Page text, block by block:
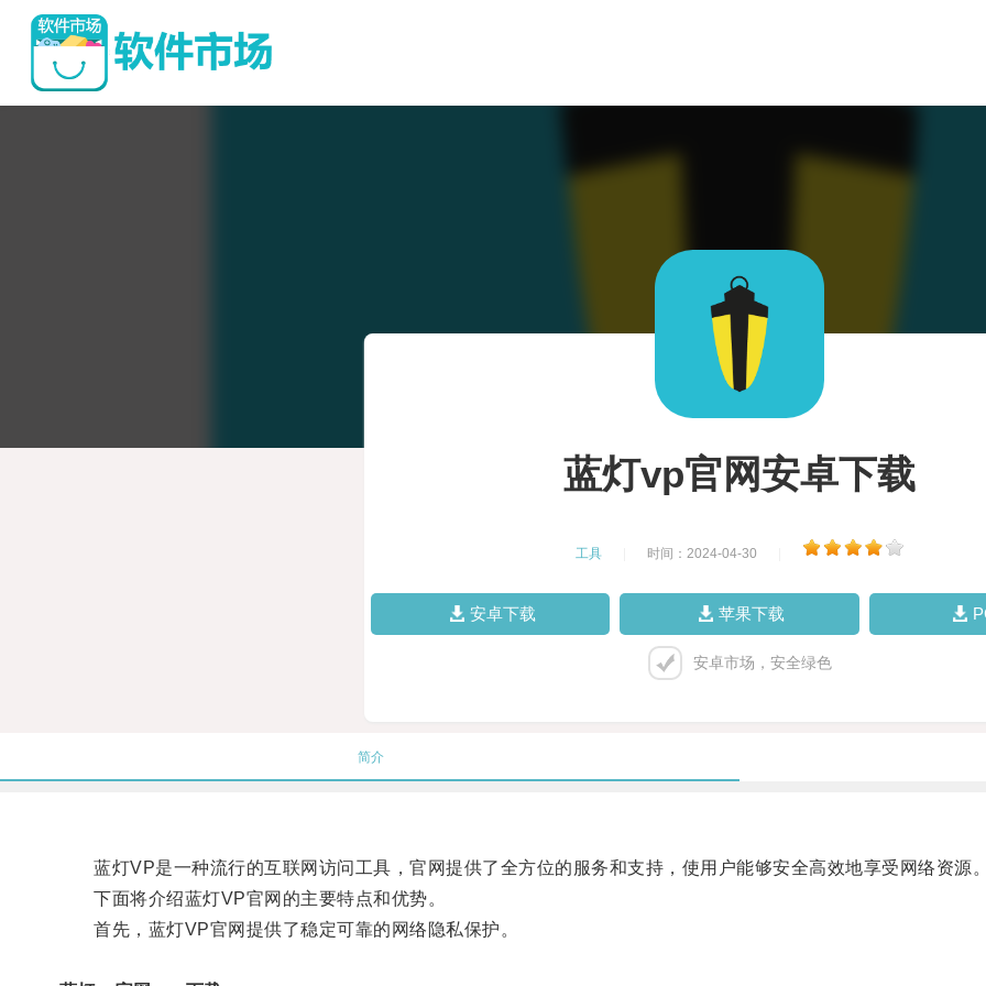
蓝灯vp官网安卓下载
工具 时间：2024-04-30
安卓下载 苹果下载
安卓市场，安全绿色
简介
蓝灯VP是一种流行的互联网访问工具，官网提供了全方位的服务和支持，使用户能够安全高效地享受网络资源。
下面将介绍蓝灯VP官网的主要特点和优势。
首先，蓝灯VP官网提供了稳定可靠的网络隐私保护。